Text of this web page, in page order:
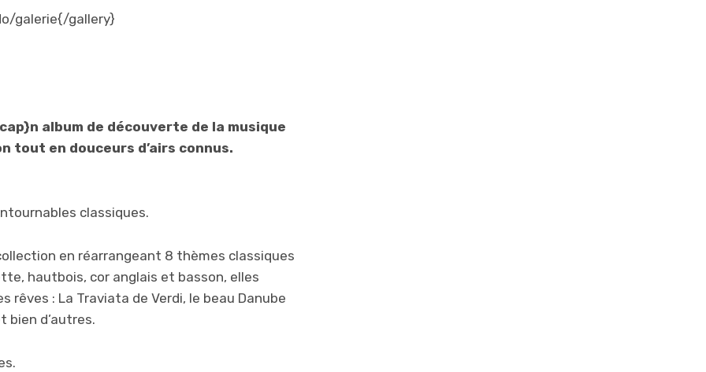
galerie{/gallery}
album de découverte de la musique
tout en douceurs d’airs connus.
classiques.
en réarrangeant 8 thèmes classiques
hautbois, cor anglais et basson, elles
rêves : La Traviata de Verdi, le beau Danube
bien d’autres.